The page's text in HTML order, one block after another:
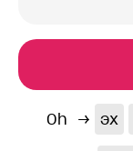
Oh → эх